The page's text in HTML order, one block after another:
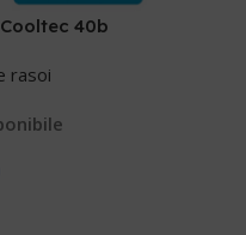
40b
rasoi